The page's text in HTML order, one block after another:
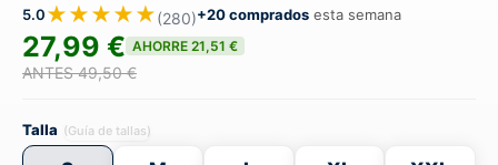
5.0★★★★★(280)+20 comprados esta semana
27,99 € AHORRE 21,51 €
ANTES 49,50 €
Talla (Guía de tallas)